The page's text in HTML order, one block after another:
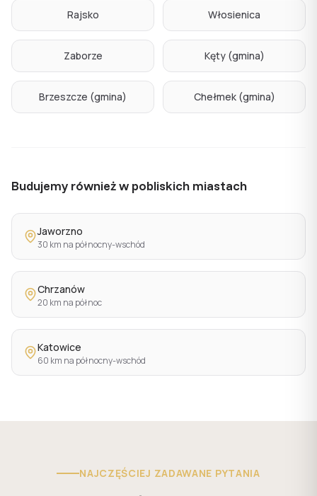
Rajsko Włosienica
Zaborze Kęty (gmina)
Brzeszcze (gmina) Chełmek (gmina)
Budujemy również w pobliskich miastach
Jaworzno
30 km na północny-wschód
Chrzanów
20 km na północ
Katowice
60 km na północny-wschód
NAJCZĘŚCIEJ ZADAWANE PYTANIA